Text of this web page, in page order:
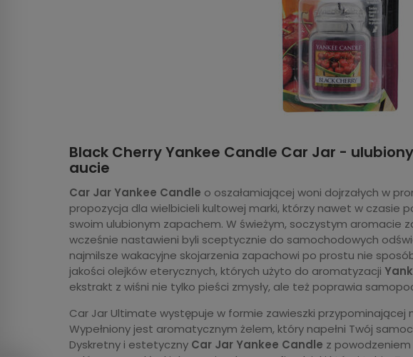
Black Cherry Yankee Candle Car Jar -
aucie
Car Jar Yankee Candle o oszałamiającej woni dojrzałych w
propozycja dla wielbicieli kultowej marki, którzy nawet w czasie
swoim ulubionym zapachem. W świeżym, soczystym aromacie
wcześnie nastawieni byli sceptycznie do samochodowych
najmilsze wakacyjne skojarzenia zapachowi po prostu nie
jakości olejków eterycznych, których użyto do aromatyzacji
ekstrakt z wiśni nie tylko pieści zmysły, ale też poprawia
Car Jar Ultimate występuje w formie zawieszki przypominającej
Wypełniony jest aromatycznym żelem, który napełni Twój
Dyskretny i estetyczny Car Jar Yankee Candle z